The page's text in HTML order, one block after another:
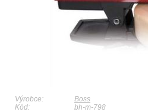
Výrobce:
Boss
Kód:
bh-m-798